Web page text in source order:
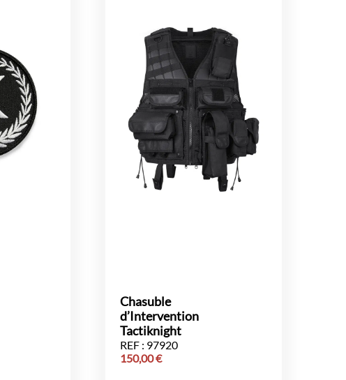
Chasuble
d’Intervention
Tactiknight
REF : 97920
150,00€